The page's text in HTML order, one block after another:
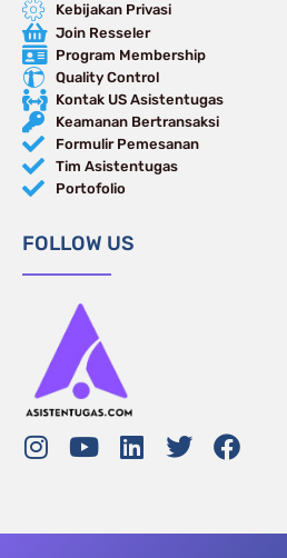
Kebijakan Privasi
Join Resseler
Program Membership
Quality Control
Kontak US Asistentugas
Keamanan Bertransaksi
Formulir Pemesanan
Tim Asistentugas
Portofolio
FOLLOW US